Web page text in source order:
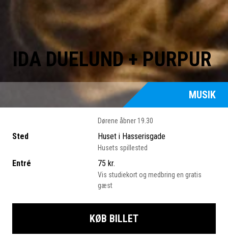
IDA DUELUND + PURPUR
MUSIK
Dørene åbner 19.30
Sted Huset i Hasserisgade
Husets spillested
Entré 75 kr.
Vis studiekort og medbring en gratis
gæst
KØB BILLET